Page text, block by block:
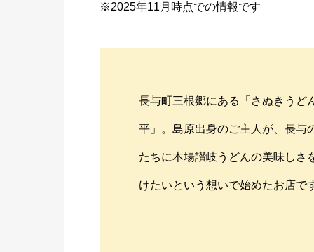
※2025年11月時点での情報です
長与町三根郷にある「さぬきうど
平」。島原出身のご主人が、長与
たちに本場讃岐うどんの美味しさ
けたいという想いで始めたお店で